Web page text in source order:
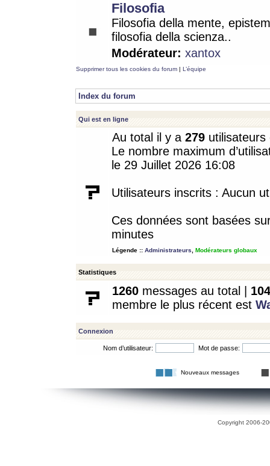
Filosofia
Filosofia della mente,
filosofia della scienza..
Modérateur: xantox
Supprimer tous les cookies du forum | L’équipe
Index du forum
Qui est en ligne
Au total il y a 279
Le nombre maximum
le 29 Juillet 2026 16:08
Utilisateurs inscrits : Aucun
Ces données sont basées
minutes
Légende :: Administrateurs Modérateurs globaux
Statistiques
1260 messages au total | 104
membre le plus récent est
Connexion
Nom d’utilisateur: Mot de passe:
Nouveaux messages
Copyright 2006-